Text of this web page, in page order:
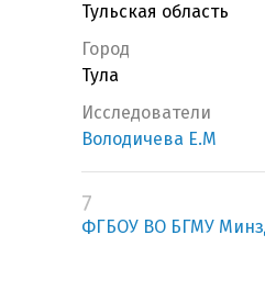
Тульская область
Город
Тула
Исследователи
Володичева Е.М
7
ФГБОУ ВО БГМУ